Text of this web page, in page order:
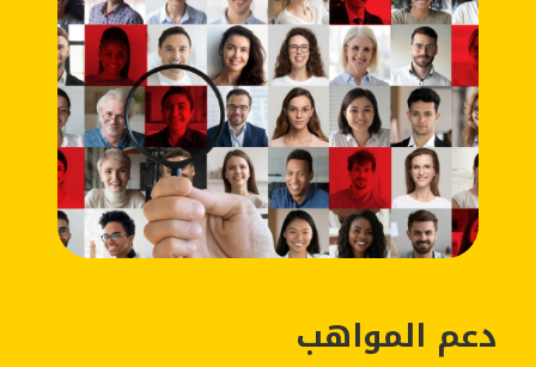
دعم المواهب